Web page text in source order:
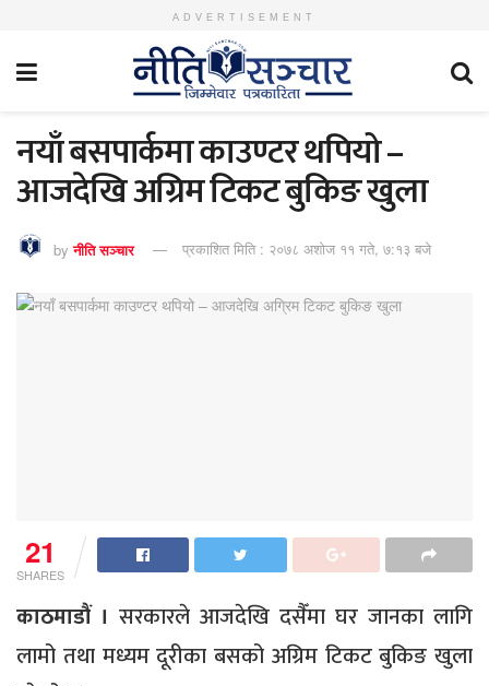
ADVERTISEMENT
नयाँ बसपार्कमा काउण्टर थपियो –
आजदेखि अग्रिम टिकट बुकिङ खुला
by नीति सञ्चार प्रकाशित मिति : २०७८ अशोज ११ गते, ७:१३ बजे
21
SHARES
काठमाडौं । सरकारले आजदेखि दसैँमा घर जानका लागि
लामो तथा मध्यम दूरीका बसको अग्रिम टिकट बुकिङ खुला